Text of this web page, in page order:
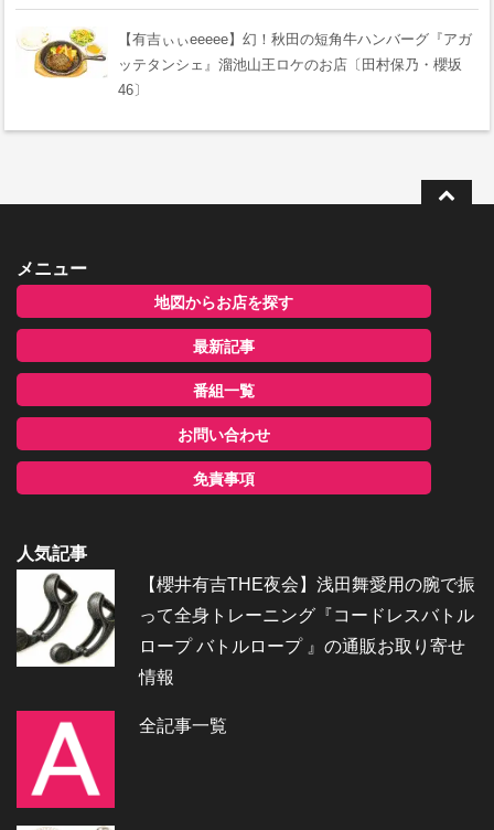
【有吉ぃぃeeeee】幻！秋田の短角牛ハンバーグ『アガ
ッテタンシェ』溜池山王ロケのお店〔田村保乃・櫻坂
46〕
メニュー
地図からお店を探す
最新記事
番組一覧
お問い合わせ
免責事項
人気記事
【櫻井有吉THE夜会】浅田舞愛用の腕で振
って全身トレーニング『コードレスバトル
ロープ バトルロープ 』の通販お取り寄せ
情報
全記事一覧